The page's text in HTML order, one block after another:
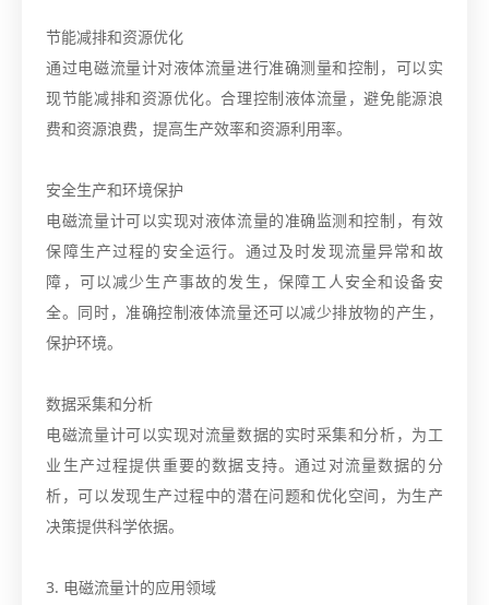
节能减排和资源优化
通过电磁流量计对液体流量进行准确测量和控制，可以实
现节能减排和资源优化。合理控制液体流量，避免能源浪
费和资源浪费，提高生产效率和资源利用率。
安全生产和环境保护
电磁流量计可以实现对液体流量的准确监测和控制，有效
保障生产过程的安全运行。通过及时发现流量异常和故
障，可以减少生产事故的发生，保障工人安全和设备安
全。同时，准确控制液体流量还可以减少排放物的产生，
保护环境。
数据采集和分析
电磁流量计可以实现对流量数据的实时采集和分析，为工
业生产过程提供重要的数据支持。通过对流量数据的分
析，可以发现生产过程中的潜在问题和优化空间，为生产
决策提供科学依据。
3. 电磁流量计的应用领域